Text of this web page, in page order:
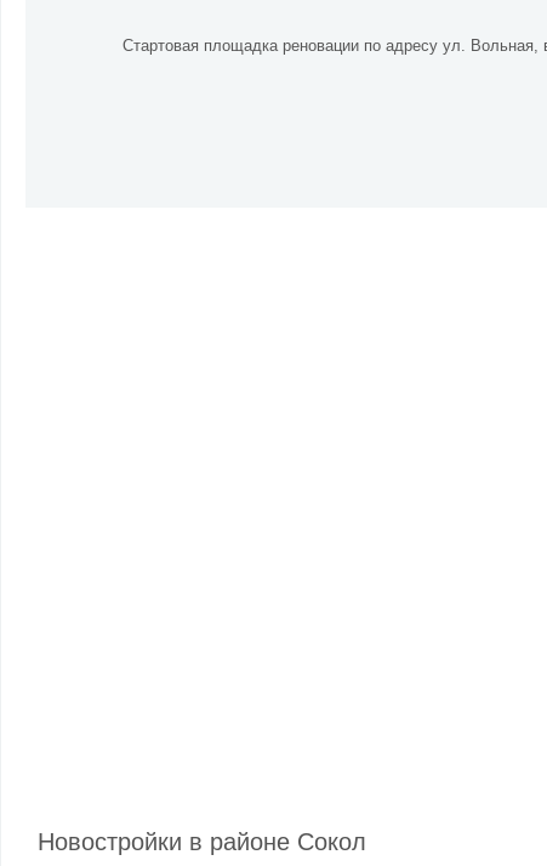
Стартовая площадка реновации по адресу ул. Вольная,
Новостройки в районе Сокол